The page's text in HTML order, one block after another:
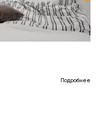
Подробнее